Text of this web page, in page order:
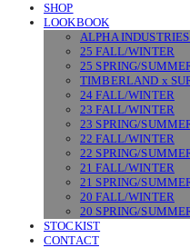
SHOP
LOOKBOOK
ALPHA
25 FALL/WINTER
25 SPRING/
TIMBERLAND x
24 FALL/WINTER
23 FALL/WINTER
23 SPRING/
22 FALL/WINTER
22 SPRING/
21 FALL/WINTER
21 SPRING/
20 FALL/WINTER
20 SPRING/
STOCKIST
CONTACT